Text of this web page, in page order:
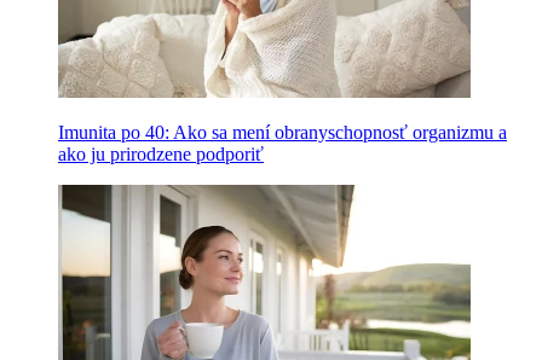
Imunita po 40: Ako sa mení obranyschopnosť organizmu a
ako ju prirodzene podporiť